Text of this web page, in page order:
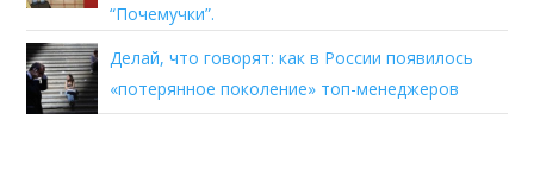
“Почемучки”.
Делай, что говорят: как в России появилось
«потерянное поколение» топ-менеджеров